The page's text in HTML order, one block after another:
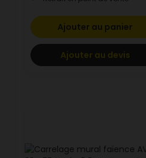
Ajouter au panier
Ajouter au devis